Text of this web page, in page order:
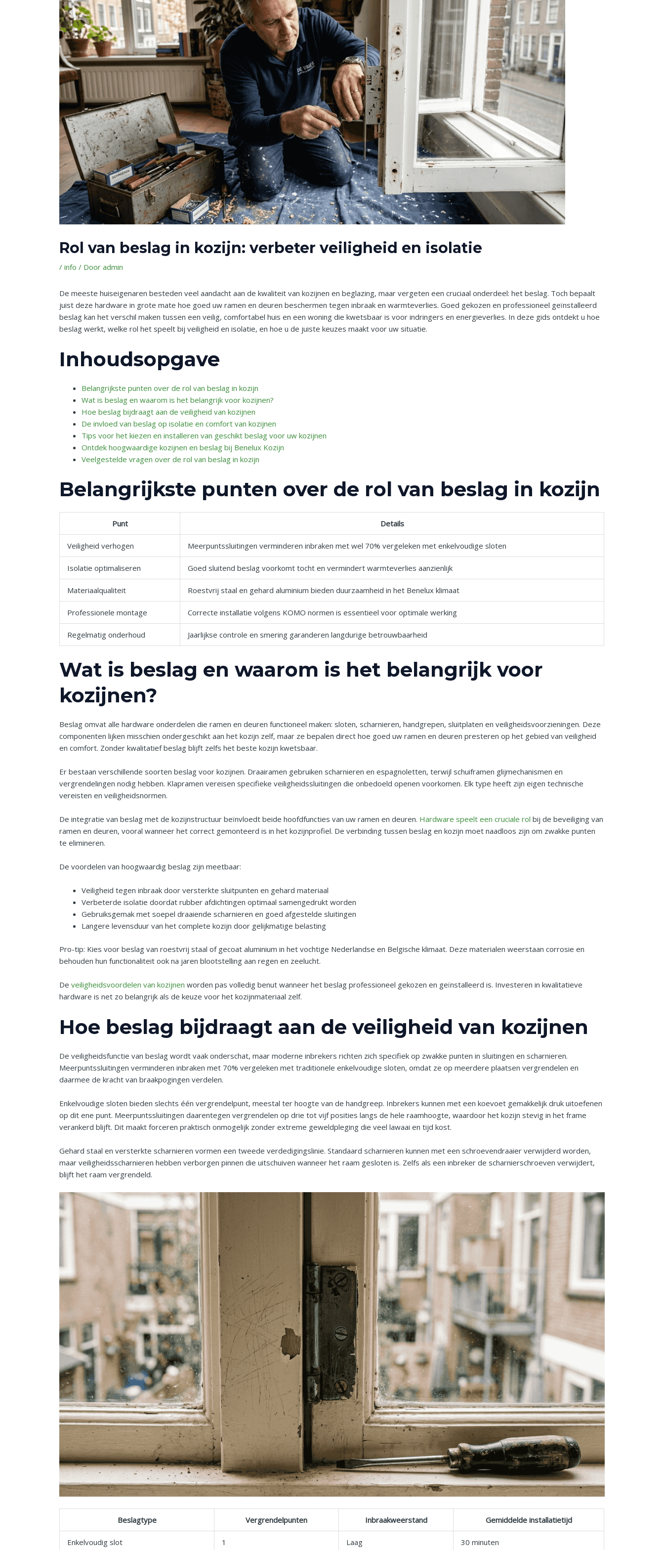
Rol van beslag in kozijn: verbeter veiligheid en isolatie
/info / Dooradmin
De meeste huiseigenaren besteden veel aandacht aan de kwaliteit van kozijnen en beglazing, maar vergeten een cruciaal onderdeel: het beslag. Toch bepaalt
juist deze hardware in grote mate hoe goed uw ramen en deuren beschermen tegen inbraak en warmteverlies. Goed gekozen en professioneel geïnstalleerd
beslag kan het verschil maken tussen een veilig, comfortabel huis en een woning die kwetsbaar is voor indringers en energieverlies. In deze gids ontdekt u hoe
beslag werkt, welke rol het speelt bij veiligheid en isolatie, en hoe u de juiste keuzes maakt voor uw situatie.
Inhoudsopgave
Belangrijkste punten over de rol van beslag in kozijn
Wat is beslag en waarom is het belangrijk voor kozijnen?
Hoe beslag bijdraagt aan de veiligheid van kozijnen
De invloed van beslag op isolatie en comfort van kozijnen
Tips voor het kiezen en installeren van geschikt beslag voor uw kozijnen
Ontdek hoogwaardige kozijnen en beslag bij Benelux Kozijn
Veelgestelde vragen over de rol van beslag in kozijn
Belangrijkste punten over de rol van beslag in kozijn
Punt Details
Veiligheid verhogen Meerpuntssluitingen verminderen inbraken met wel 70% vergeleken met enkelvoudige sloten
Isolatie optimaliseren Goed sluitend beslag voorkomt tocht en vermindert warmteverlies aanzienlijk
Materiaalqualiteit Roestvrij staal en gehard aluminium bieden duurzaamheid in het Benelux klimaat
Professionele montage Correcte installatie volgens KOMO normen is essentieel voor optimale werking
Regelmatig onderhoud Jaarlijkse controle en smering garanderen langdurige betrouwbaarheid
Wat is beslag en waarom is het belangrijk voor
kozijnen?
Beslag omvat alle hardware onderdelen die ramen en deuren functioneel maken: sloten, scharnieren, handgrepen, sluitplaten en veiligheidsvoorzieningen. Deze
componenten lijken misschien ondergeschikt aan het kozijn zelf, maar ze bepalen direct hoe goed uw ramen en deuren presteren op het gebied van veiligheid
en comfort. Zonder kwalitatief beslag blijft zelfs het beste kozijn kwetsbaar.
Er bestaan verschillende soorten beslag voor kozijnen. Draairamen gebruiken scharnieren en espagnoletten, terwijl schuiframen glijmechanismen en
vergrendelingen nodig hebben. Klapramen vereisen specifieke veiligheidssluitingen die onbedoeld openen voorkomen. Elk type heeft zijn eigen technische
vereisten en veiligheidsnormen.
De integratie van beslag met de kozijnstructuur beïnvloedt beide hoofdfuncties van uw ramen en deuren. Hardware speelt een cruciale rol bij de beveiliging van
ramen en deuren, vooral wanneer het correct gemonteerd is in het kozijnprofiel. De verbinding tussen beslag en kozijn moet naadloos zijn om zwakke punten
te elimineren.
De voordelen van hoogwaardig beslag zijn meetbaar:
Veiligheid tegen inbraak door versterkte sluitpunten en gehard materiaal
Verbeterde isolatie doordat rubber afdichtingen optimaal samengedrukt worden
Gebruiksgemak met soepel draaiende scharnieren en goed afgestelde sluitingen
Langere levensduur van het complete kozijn door gelijkmatige belasting
Pro-tip: Kies voor beslag van roestvrij staal of gecoat aluminium in het vochtige Nederlandse en Belgische klimaat. Deze materialen weerstaan corrosie en
behouden hun functionaliteit ook na jaren blootstelling aan regen en zeelucht.
Deveiligheidsvoordelen van kozijnen worden pas volledig benut wanneer het beslag professioneel gekozen en geïnstalleerd is. Investeren in kwalitatieve
hardware is net zo belangrijk als de keuze voor het kozijnmateriaal zelf.
Hoe beslag bijdraagt aan de veiligheid van kozijnen
De veiligheidsfunctie van beslag wordt vaak onderschat, maar moderne inbrekers richten zich specifiek op zwakke punten in sluitingen en scharnieren.
Meerpuntssluitingen verminderen inbraken met 70% vergeleken met traditionele enkelvoudige sloten, omdat ze op meerdere plaatsen vergrendelen en
daarmee de kracht van braakpogingen verdelen.
Enkelvoudige sloten bieden slechts één vergrendelpunt, meestal ter hoogte van de handgreep. Inbrekers kunnen met een koevoet gemakkelijk druk uitoefenen
op dit ene punt. Meerpuntssluitingen daarentegen vergrendelen op drie tot vijf posities langs de hele raamhoogte, waardoor het kozijn stevig in het frame
verankerd blijft. Dit maakt forceren praktisch onmogelijk zonder extreme geweldpleging die veel lawaai en tijd kost.
Gehard staal en versterkte scharnieren vormen een tweede verdedigingslinie. Standaard scharnieren kunnen met een schroevendraaier verwijderd worden,
maar veiligheidsscharnieren hebben verborgen pinnen die uitschuiven wanneer het raam gesloten is. Zelfs als een inbreker de scharnierschroeven verwijdert,
blijft het raam vergrendeld.
Beslagtype Vergrendelpunten Inbraakweerstand Gemiddelde installatietijd
Enkelvoudig slot 1 Laag 30 minuten